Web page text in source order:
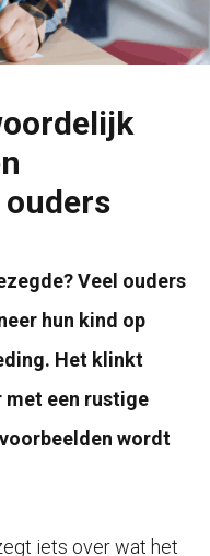
Veel ouders
hun kind op
Het klinkt
met een rustige
wordt
iets over wat het